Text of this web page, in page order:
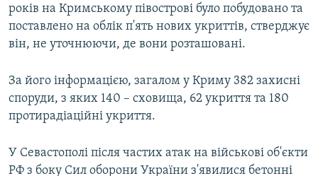
років на Кримському півострові було побудовано та
поставлено на облік п'ять нових укриттів, стверджує
він, не уточнюючи, де вони розташовані.
За його інформацією, загалом у Криму 382 захисні
споруди, з яких 140 – сховища, 62 укриття та 180
протирадіаційні укриття.
У Севастополі після частих атак на військові об'єкти
РФ з боку Сил оборони України з'явилися бетонні